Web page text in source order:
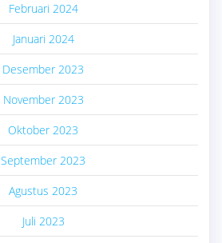
Februari 2024
Januari 2024
Desember 2023
November 2023
Oktober 2023
September 2023
Agustus 2023
Juli 2023